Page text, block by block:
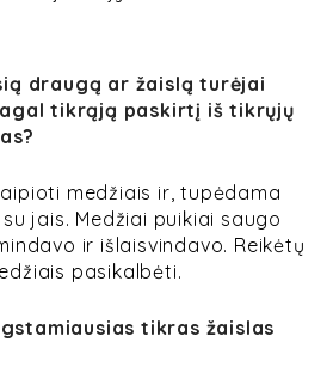
draugą ar žaislą turėjai
tikrąją paskirtį iš tikrųjų
medžiais ir, tupėdama
jais. Medžiai puikiai saugo
ir išlaisvindavo. Reikėtų
pasikalbėti.
tikras žaislas